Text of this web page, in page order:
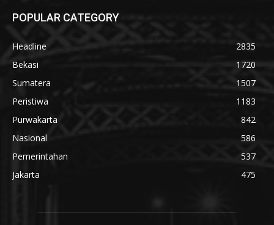
POPULAR CATEGORY
Headline
2835
Bekasi
1720
Sumatera
1507
Peristiwa
1183
Purwakarta
842
Nasional
586
Pemerintahan
537
Jakarta
475